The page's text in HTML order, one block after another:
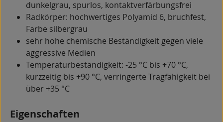
dunkelgrau, spurlos, kontaktverfärbungsfrei
Radkörper: hochwertiges Polyamid 6, bruchfest,
Farbe silbergrau
sehr hohe chemische Beständigkeit gegen viele
aggressive Medien
Temperaturbeständigkeit: -25 °C bis +70 °C,
kurzzeitig bis +90 °C, verringerte Tragfähigkeit bei
über +35 °C
Eigenschaften